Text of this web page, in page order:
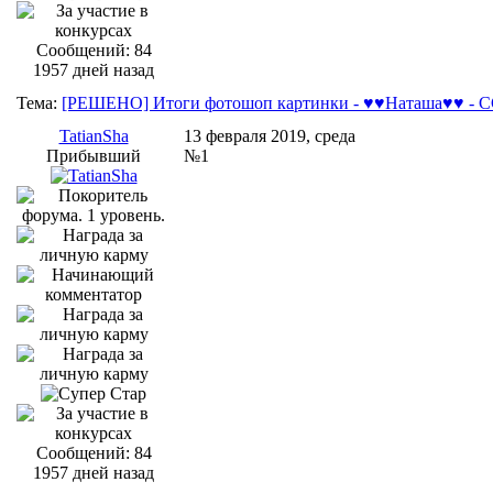
Сообщений: 84
1957 дней назад
Тема: [РЕШЕНО] Итоги фотошоп картинки - ♥♥Наташа♥♥ -
TatianSha
Прибывший
Сообщений: 84
1957 дней назад
13 февраля 2019, среда
№1